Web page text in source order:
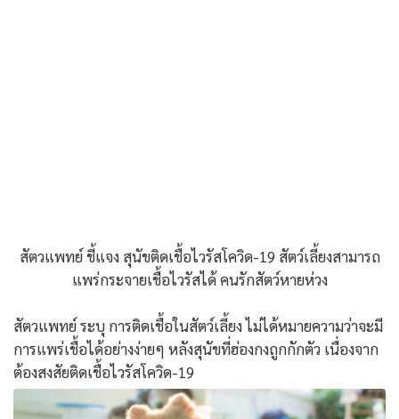
สัตวแพทย์ ชี้แจง สุนัขติดเชื้อไวรัสโควิด-19 สัตว์เลี้ยงสามารถ
แพร่กระจายเชื้อไวรัสได้ คนรักสัตว์หายห่วง
สัตวแพทย์ ระบุ การติดเชื้อในสัตว์เลี้ยง ไม่ได้หมายความว่าจะมี
การแพร่เชื้อได้อย่างง่ายๆ หลังสุนัขที่ฮ่องกงถูกกักตัว เนื่องจาก
ต้องสงสัยติดเชื้อไวรัสโควิด-19